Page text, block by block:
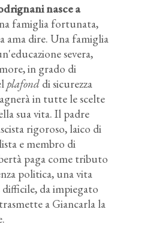
nasce a
famiglia fortunata,
ama dire. Una famiglia
severa,
in grado di
plafond di sicurezza
in tutte le scelte
sua vita. Il padre
rigoroso, laico di
e membro di
paga come tributo
politica, una vita
da impiegato
a Giancarla la